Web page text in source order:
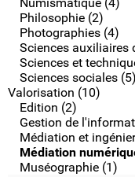
Philosophie (2)
Photographies (4)
Sciences auxiliaires
Sciences et
Sciences sociales (5)
Valorisation (10)
Edition (2)
Gestion de
Médiation et
Médiation
Muséographie (1)